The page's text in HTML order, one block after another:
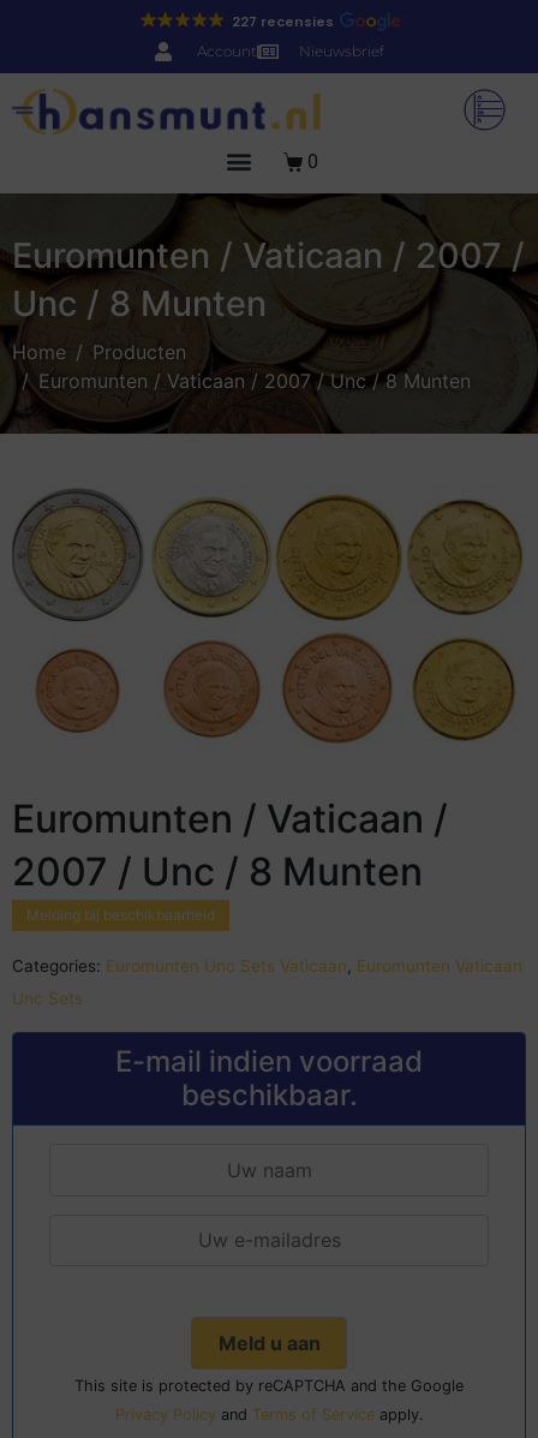
227 recensies
Account Nieuwsbrief
0
Euromunten / Vaticaan / 2007 /
Unc / 8 Munten
Home
Producten
Euromunten / Vaticaan / 2007 / Unc / 8 Munten
Euromunten / Vaticaan /
2007 / Unc / 8 Munten
Melding bij beschikbaarheid
Categories: Euromunten Unc Sets Vaticaan, Euromunten Vaticaan
Unc Sets
E-mail indien voorraad
beschikbaar.
This site is protected by reCAPTCHA and the Google
Privacy Policy and Terms of Service apply.